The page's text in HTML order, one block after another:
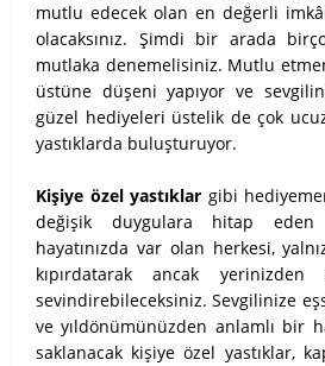
mutlu edecek olan en değerli
olacaksınız. Şimdi bir arada
mutlaka denemelisiniz. Mutlu
üstüne düşeni yapıyor ve
güzel hediyeleri üstelik de çok
yastıklarda buluşturuyor.
Kişiye özel yastıklar gibi
değişik duygulara hitap eden
hayatınızda var olan herkesi,
kıpırdatarak ancak
sevindirebileceksiniz. Sevgilinize
ve yıldönümünüzden anlamlı bir
saklanacak kişiye özel yastıklar,